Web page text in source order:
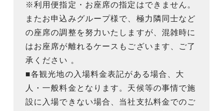
※利用便指定・お座席の指定はできません。
またお申込みグループ様で、極力隣同士など
の座席の調整を努力いたしますが、混雑時に
はお座席が離れるケースもございます、ご了
承ください 。
■各観光地の入場料金表記がある場合、大
人・一般料金となります。天候等の事情で施
設に入場できない場合、当社支払料金でのご